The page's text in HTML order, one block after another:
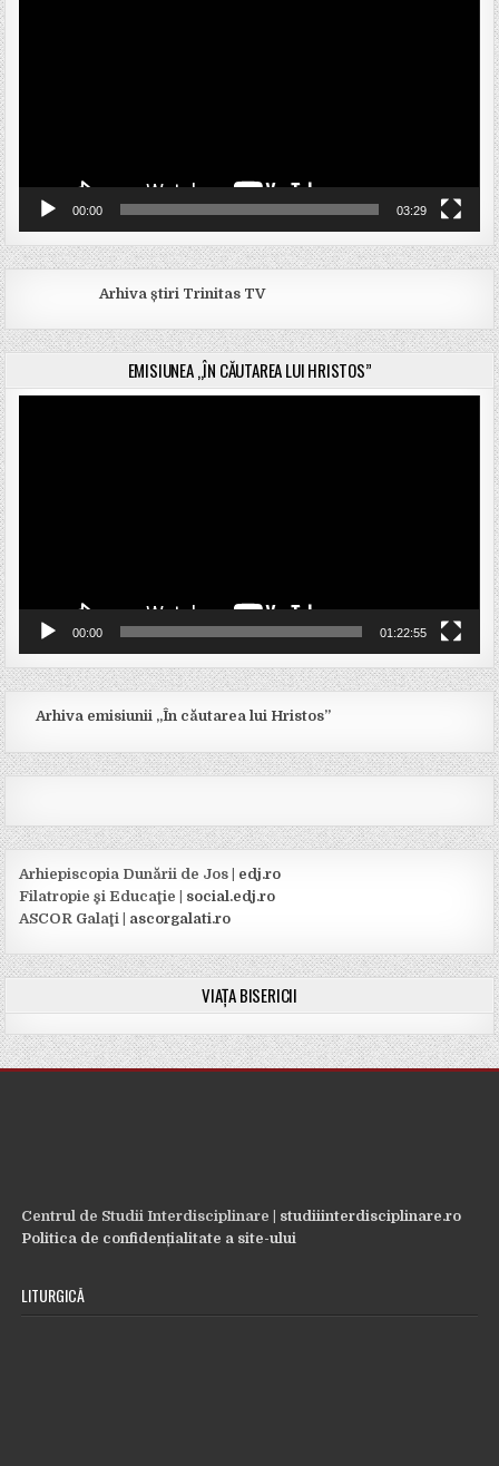
00:00 03:29
Arhiva știri Trinitas TV
EMISIUNEA „ÎN CĂUTAREA LUI HRISTOS”
00:00 01:22:55
Arhiva emisiunii „În căutarea lui Hristos”
Arhiepiscopia Dunării de Jos | edj.ro
Filatropie şi Educaţie | social.edj.ro
ASCOR Galaţi | ascorgalati.ro
VIAȚA BISERICII
Centrul de Studii Interdisciplinare | studiiinterdisciplinare.ro
Politica de confidențialitate a site-ului
LITURGICĂ